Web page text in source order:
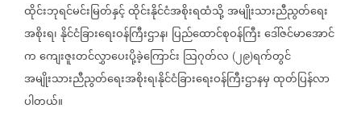
ထိုင်းဘုရင်မင်းမြတ်နှင့်ထိုင်းနိုင်ငံအစိုးရထံသို့အမျိုးသားညီညွတ်ရေး
အစိုးရ၊နိုင်ငံခြားရေးဝန်ကြီးဌာန၊ ပြည်ထောင်စုဝန်ကြီးဒေါ်ဇင်မာအောင်
ကကျေးဇူးတင်လွှာပေးပို့ခဲ့ကြောင်း သြဂုတ်လ (၂၉)ရက်တွင်
အမျိုးသားညီညွတ်ရေးအစိုးရ၊နိုင်ငံခြားရေးဝန်ကြီးဌာနမှထုတ်ပြန်လာ
ပါတယ်။